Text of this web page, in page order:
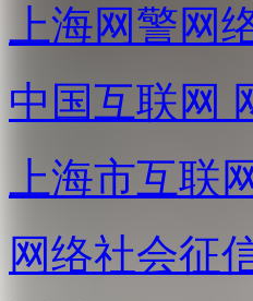
上海网警网
中国互联网
上海市互联
网络社会征